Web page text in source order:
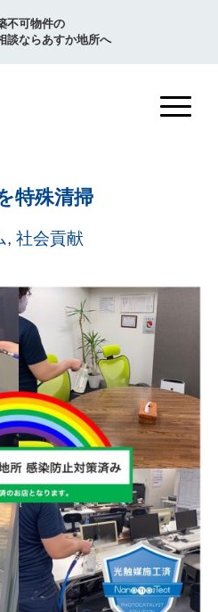
不可物件の
談ならあすか地所へ
特殊清掃
, 社会貢献